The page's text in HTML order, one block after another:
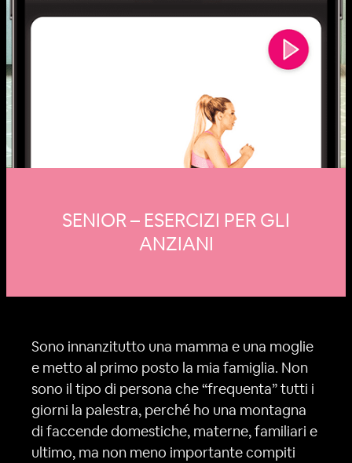
SENIOR – ESERCIZI PER GLI
ANZIANI
Sono innanzitutto una mamma e una moglie
e metto al primo posto la mia famiglia. Non
sono il tipo di persona che “frequenta” tutti i
giorni la palestra, perché ho una montagna
di faccende domestiche, materne, familiari e
ultimo, ma non meno importante compiti